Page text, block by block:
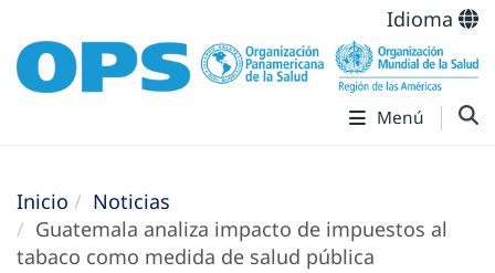
Idioma
Menú
Inicio
Noticias
Guatemala analiza impacto de impuestos al
tabaco como medida de salud pública